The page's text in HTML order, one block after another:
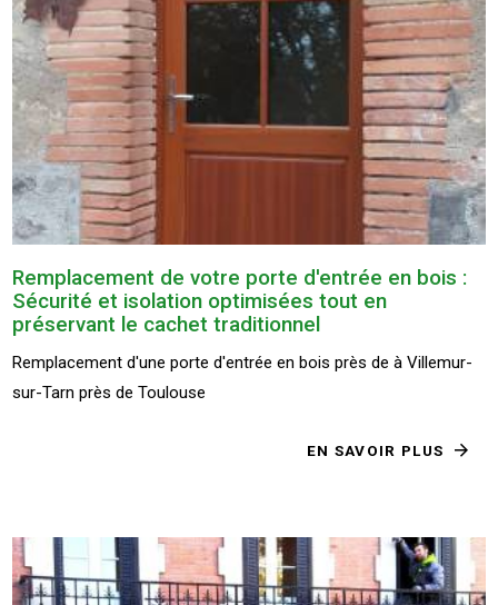
Remplacement de votre porte d'entrée en bois :
Sécurité et isolation optimisées tout en
préservant le cachet traditionnel
Remplacement d'une porte d'entrée en bois près de à Villemur-
sur-Tarn près de Toulouse
EN SAVOIR PLUS